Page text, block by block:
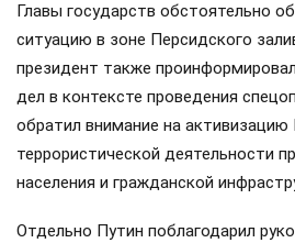
Главы государств обстоятельно
ситуацию в зоне Персидского
президент также
дел в контексте проведения
обратил внимание на активизацию
террористической деятельности
населения и гражданской
Отдельно Путин поблагодарил